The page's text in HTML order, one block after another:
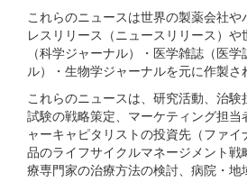
これらのニュースは世界の製薬会社
レスリリース（ニュースリリース）
（科学ジャーナル）・医学雑誌（医
ル）・生物学ジャーナルを元に作製さ
これらのニュースは、研究活動、治
試験の戦略策定、マーケティング担当
ャーキャピタリストの投資先（ファ
品のライフサイクルマネージメント
療専門家の治療方法の検討、病院・地